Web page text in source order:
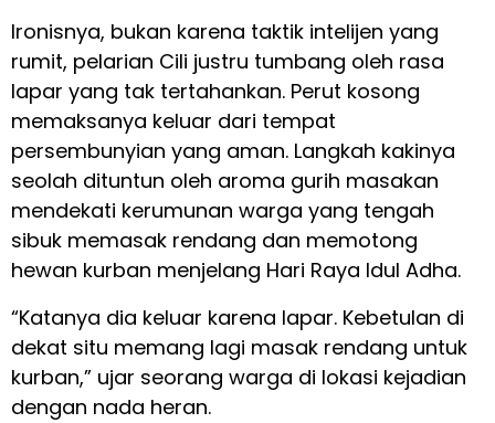
Ironisnya, bukan karena taktik intelijen yang
rumit, pelarian Cili justru tumbang oleh rasa
lapar yang tak tertahankan. Perut kosong
memaksanya keluar dari tempat
persembunyian yang aman. Langkah kakinya
seolah dituntun oleh aroma gurih masakan
mendekati kerumunan warga yang tengah
sibuk memasak rendang dan memotong
hewan kurban menjelang Hari Raya Idul Adha.
“Katanya dia keluar karena lapar. Kebetulan di
dekat situ memang lagi masak rendang untuk
kurban,” ujar seorang warga di lokasi kejadian
dengan nada heran.